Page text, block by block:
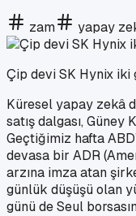
zam yapay
Çip devi SK Hynix
Küresel yapay zekâ
satış dalgası, Güney
Geçtiğimiz hafta
devasa bir ADR
arzına imza atan
günlük düşüşü olan
günü de Seul